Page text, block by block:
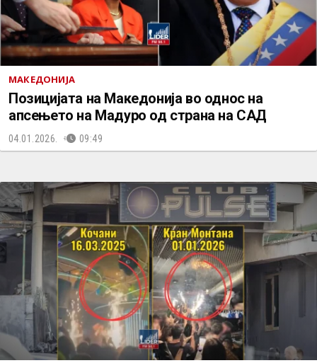
МАКЕДОНИЈА
Позицијата на Македонија во однос на
апсењето на Мадуро од страна на САД
04.01.2026. 09:49